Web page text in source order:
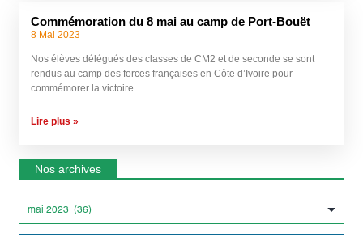
Commémoration du 8 mai au camp de Port-Bouët
8 Mai 2023
Nos élèves délégués des classes de CM2 et de seconde se sont
rendus au camp des forces françaises en Côte d’Ivoire pour
commémorer la victoire
Lire plus »
Nos archives